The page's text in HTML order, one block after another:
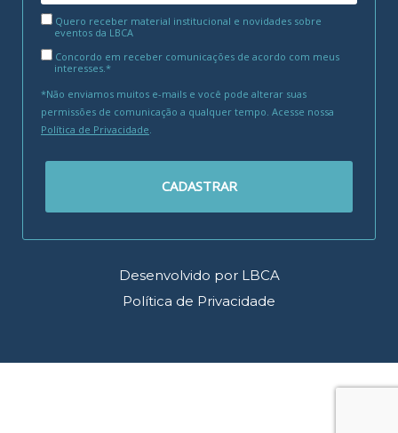
Quero receber material institucional e novidades sobre
eventos da LBCA
Concordo em receber comunicações de acordo com meus
interesses.*
*Não enviamos muitos e-mails e você pode alterar suas
permissões de comunicação a qualquer tempo. Acesse nossa
Política de Privacidade
CADASTRAR
Desenvolvido por LBCA
Política de Privacidade